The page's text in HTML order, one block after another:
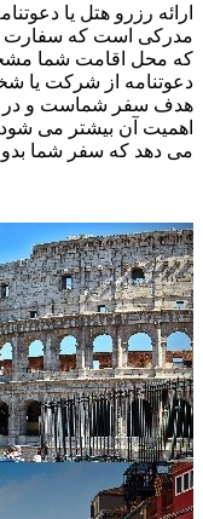
ارائه رزرو هتل یا
مدرکی است که سفارت
که محل اقامت شما
دعوتنامه از شرکت یا
هدف سفر شماست و در
اهمیت آن بیشتر می
می دهد که سفر شما